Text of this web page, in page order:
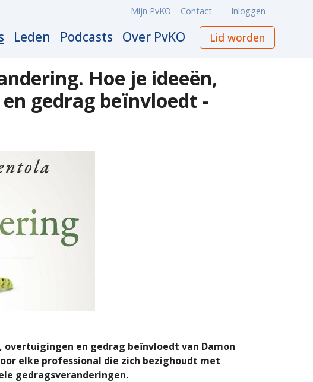
Leden Podcasts Over PvKO Lid worden
Meta
Mijn PvKO Contact Inloggen
Hoe je ideeën,
gedrag beïnvloedt -
overtuigingen en gedrag beïnvloedt van Damon
elke professional die zich bezighoudt met
gedragsveranderingen.